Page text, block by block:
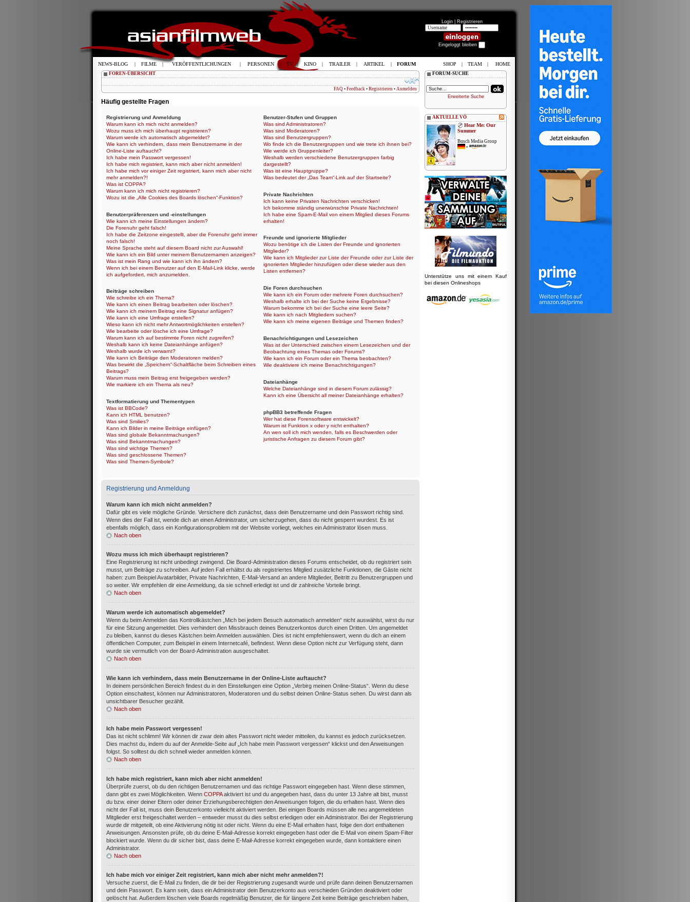
Login | Registrieren
Eingeloggt bleiben
FOREN-ÜBERSICHT
FAQ • Feedback • Registrieren • Anmelden
Häufig gestellte Fragen
Registrierung und Anmeldung
Warum kann ich mich nicht anmelden?
Wozu muss ich mich überhaupt registrieren?
Warum werde ich automatisch abgemeldet?
Wie kann ich verhindern, dass mein Benutzername in der
Online-Liste auftaucht?
Ich habe mein Passwort vergessen!
Ich habe mich registriert, kann mich aber nicht anmelden!
Ich habe mich vor einiger Zeit registriert, kann mich aber nicht
mehr anmelden?!
Was ist COPPA?
Warum kann ich mich nicht registrieren?
Wozu ist die „Alle Cookies des Boards löschen“-Funktion?
Benutzerpräferenzen und -einstellungen
Wie kann ich meine Einstellungen ändern?
Die Forenuhr geht falsch!
Ich habe die Zeitzone eingestellt, aber die Forenuhr geht immer
noch falsch!
Meine Sprache steht auf diesem Board nicht zur Auswahl!
Wie kann ich ein Bild unter meinem Benutzernamen anzeigen?
Was ist mein Rang und wie kann ich ihn ändern?
Wenn ich bei einem Benutzer auf den E-Mail-Link klicke, werde
ich aufgefordert, mich anzumelden.
Beiträge schreiben
Wie schreibe ich ein Thema?
Wie kann ich einen Beitrag bearbeiten oder löschen?
Wie kann ich meinem Beitrag eine Signatur anfügen?
Wie kann ich eine Umfrage erstellen?
Wieso kann ich nicht mehr Antwortmöglichkeiten erstellen?
Wie bearbeite oder lösche ich eine Umfrage?
Warum kann ich auf bestimmte Foren nicht zugreifen?
Weshalb kann ich keine Dateianhänge anfügen?
Weshalb wurde ich verwarnt?
Wie kann ich Beiträge den Moderatoren melden?
Was bewirkt die „Speichern“-Schaltfläche beim Schreiben eines
Beitrags?
Warum muss mein Beitrag erst freigegeben werden?
Wie markiere ich ein Thema als neu?
Textformatierung und Thementypen
Was ist BBCode?
Kann ich HTML benutzen?
Was sind Smilies?
Kann ich Bilder in meine Beiträge einfügen?
Was sind globale Bekanntmachungen?
Was sind Bekanntmachungen?
Was sind wichtige Themen?
Was sind geschlossene Themen?
Was sind Themen-Symbole?
Benutzer-Stufen und Gruppen
Was sind Administratoren?
Was sind Moderatoren?
Was sind Benutzergruppen?
Wo finde ich die Benutzergruppen und wie trete ich ihnen bei?
Wie werde ich Gruppenleiter?
Weshalb werden verschiedene Benutzergruppen farbig
dargestellt?
Was ist eine Hauptgruppe?
Was bedeutet der „Das Team“-Link auf der Startseite?
Private Nachrichten
Ich kann keine Privaten Nachrichten verschicken!
Ich bekomme ständig unerwünschte Private Nachrichten!
Ich habe eine Spam-E-Mail von einem Mitglied dieses Forums
erhalten!
Freunde und ignorierte Mitglieder
Wozu benötige ich die Listen der Freunde und ignorierten
Mitglieder?
Wie kann ich Mitglieder zur Liste der Freunde oder zur Liste der
ignorierten Mitglieder hinzufügen oder diese wieder aus den
Listen entfernen?
Die Foren durchsuchen
Wie kann ich ein Forum oder mehrere Foren durchsuchen?
Weshalb erhalte ich bei der Suche keine Ergebnisse?
Warum bekomme ich bei der Suche eine leere Seite?
Wie kann ich nach Mitgliedern suchen?
Wie kann ich meine eigenen Beiträge und Themen finden?
Benachrichtigungen und Lesezeichen
Was ist der Unterschied zwischen einem Lesezeichen und der
Beobachtung eines Themas oder Forums?
Wie kann ich ein Forum oder ein Thema beobachten?
Wie deaktiviere ich meine Benachrichtigungen?
Dateianhänge
Welche Dateianhänge sind in diesem Forum zulässig?
Kann ich eine Übersicht all meiner Dateianhänge erhalten?
phpBB3 betreffende Fragen
Wer hat diese Forensoftware entwickelt?
Warum ist Funktion x oder y nicht enthalten?
An wen soll ich mich wenden, falls es Beschwerden oder
juristische Anfragen zu diesem Forum gibt?
Registrierung und Anmeldung
Warum kann ich mich nicht anmelden?
Dafür gibt es viele mögliche Gründe. Versichere dich zunächst, dass dein Benutzername und dein Passwort richtig sind.
Wenn dies der Fall ist, wende dich an einen Administrator, um sicherzugehen, dass du nicht gesperrt wurdest. Es ist
ebenfalls möglich, dass ein Konfigurationsproblem mit der Website vorliegt, welches ein Administrator lösen muss.
Nach oben
Wozu muss ich mich überhaupt registrieren?
Eine Registrierung ist nicht unbedingt zwingend. Die Board-Administration dieses Forums entscheidet, ob du registriert sein
musst, um Beiträge zu schreiben. Auf jeden Fall erhältst du als registriertes Mitglied zusätzliche Funktionen, die Gäste nicht
haben: zum Beispiel Avatarbilder, Private Nachrichten, E-Mail-Versand an andere Mitglieder, Beitritt zu Benutzergruppen und
so weiter. Wir empfehlen dir eine Anmeldung, da sie schnell erledigt ist und dir zahlreiche Vorteile bringt.
Nach oben
Warum werde ich automatisch abgemeldet?
Wenn du beim Anmelden das Kontrollkästchen „Mich bei jedem Besuch automatisch anmelden“ nicht auswählst, wirst du nur
für eine Sitzung angemeldet. Dies verhindert den Missbrauch deines Benutzerkontos durch einen Dritten. Um angemeldet
zu bleiben, kannst du dieses Kästchen beim Anmelden auswählen. Dies ist nicht empfehlenswert, wenn du dich an einem
öffentlichen Computer, zum Beispiel in einem Internetcafé, befindest. Wenn diese Option nicht zur Verfügung steht, dann
wurde sie vermutlich von der Board-Administration ausgeschaltet.
Nach oben
Wie kann ich verhindern, dass mein Benutzername in der Online-Liste auftaucht?
In deinem persönlichen Bereich findest du in den Einstellungen eine Option „Verbirg meinen Online-Status“. Wenn du diese
Option einschaltest, können nur Administratoren, Moderatoren und du selbst deinen Online-Status sehen. Du wirst dann als
unsichtbarer Besucher gezählt.
Nach oben
Ich habe mein Passwort vergessen!
Das ist nicht schlimm! Wir können dir zwar dein altes Passwort nicht wieder mitteilen, du kannst es jedoch zurücksetzen.
Dies machst du, indem du auf der Anmelde-Seite auf „Ich habe mein Passwort vergessen“ klickst und den Anweisungen
folgst. So solltest du dich schnell wieder anmelden können.
Nach oben
Ich habe mich registriert, kann mich aber nicht anmelden!
Überprüfe zuerst, ob du den richtigen Benutzernamen und das richtige Passwort eingegeben hast. Wenn diese stimmen,
dann gibt es zwei Möglichkeiten. Wenn COPPAaktiviert ist und du angegeben hast, dass du unter 13 Jahre alt bist, musst
du bzw. einer deiner Eltern oder deiner Erziehungsberechtigten den Anweisungen folgen, die du erhalten hast. Wenn dies
nicht der Fall ist, muss dein Benutzerkonto vielleicht aktiviert werden. Bei einigen Boards müssen alle neu angemeldeten
Mitglieder erst freigeschaltet werden – entweder musst du dies selbst erledigen oder ein Administrator. Bei der Registrierung
wurde dir mitgeteilt, ob eine Aktivierung nötig ist oder nicht. Wenn du eine E-Mail erhalten hast, folge den dort enthaltenen
Anweisungen. Ansonsten prüfe, ob du deine E-Mail-Adresse korrekt eingegeben hast oder die E-Mail von einem Spam-Filter
blockiert wurde. Wenn du dir sicher bist, dass deine E-Mail-Adresse korrekt eingegeben wurde, dann kontaktiere einen
Administrator.
Nach oben
Ich habe mich vor einiger Zeit registriert, kann mich aber nicht mehr anmelden?!
Versuche zuerst, die E-Mail zu finden, die dir bei der Registrierung zugesandt wurde und prüfe dann deinen Benutzernamen
und dein Passwort. Es kann sein, dass ein Administrator dein Benutzerkonto aus verschieden Gründen deaktiviert oder
gelöscht hat. Außerdem löschen viele Boards regelmäßig Benutzer, die für längere Zeit keine Beiträge geschrieben haben,
FORUM-SUCHE
Erweiterte Suche
AKTUELLE VÖ
Hear Me: Our
Summer
Busch Media Group
•
Unterstütze uns mit einem Kauf
bei diesen Onlineshops
NEWS-BLOG | FILME | VERÖFFENTLICHUNGEN | PERSONEN | TV | KINO | TRAILER | ARTIKEL | FORUM SHOP | TEAM | HOME